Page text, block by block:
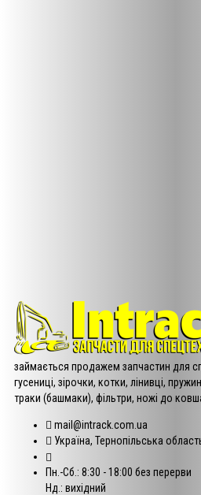
займається продажем запчастин для
гусениці, зірочки, котки, лінивці,
траки (башмаки), фільтри, ножі до
mail@intrack.com.ua
Україна, Тернопільська
Пн.-Сб.: 8:30 - 18:00 без перерви
Нд.: вихідний